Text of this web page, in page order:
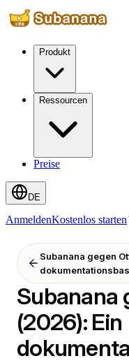
Produkt
Ressourcen
Preise
DE
AnmeldenKostenlos starten
Subanana gegen
Subanana
(2026): Ein